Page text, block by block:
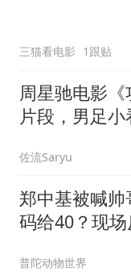
三猫看电影 1跟贴
周星驰电影《
片段，男足小
佐流Saryu
郑中基被喊帅
码给40？现
普陀动物世界